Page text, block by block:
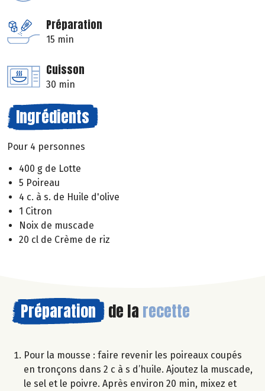
Préparation
15 min
Cuisson
30 min
Ingrédients
Pour 4 personnes
400 g de Lotte
5 Poireau
4 c. à s. de Huile d'olive
1 Citron
Noix de muscade
20 cl de Crème de riz
Préparation de la recette
Pour la mousse : faire revenir les poireaux coupés
en tronçons dans 2 c à s d’huile. Ajoutez la muscade,
le sel et le poivre. Après environ 20 min, mixez et